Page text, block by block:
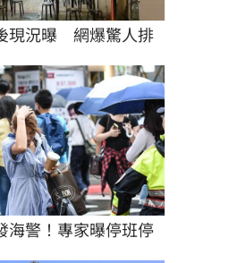
現況曝　網爆驚人排
海警！專家曝停班停